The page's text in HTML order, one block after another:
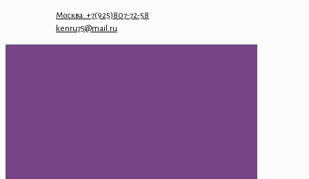
Москва: +7(925)807-72-58
kenru75@mail.ru